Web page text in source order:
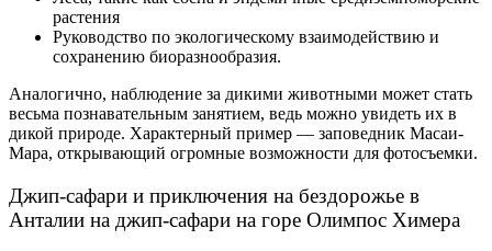
растения
Руководство по экологическому взаимодействию и
сохранению биоразнообразия.
Аналогично, наблюдение за дикими животными может стать
весьма познавательным занятием, ведь можно увидеть их в
дикой природе. Характерный пример — заповедник Масаи-
Мара, открывающий огромные возможности для фотосъемки.
Джип-сафари и приключения на бездорожье в
Анталии на джип-сафари на горе Олимпос Химера